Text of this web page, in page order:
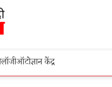
ऑटोज्ञान केंद्र